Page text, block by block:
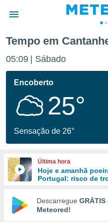
da
foi
fornecidas
a este
das
e
forma
digital
Tempo em
05:09 Sábado
Encoberto
25°
Sensação de 26°
Última hora
Hoje e amanhã
Portugal: risco de
Descarregue GRÁTIS
Meteored!